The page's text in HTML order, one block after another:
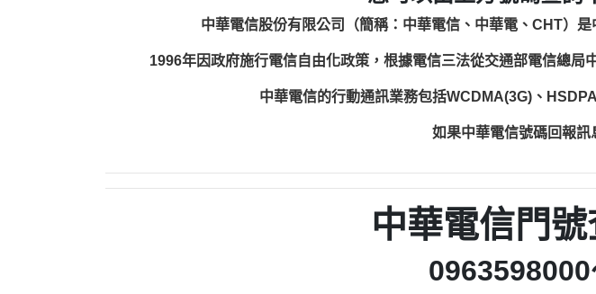
中華電信股份有限公司（簡稱：中華電信、中華電、CHT）
1996年因政府施行電信自由化政策，根據電信三法從交通部電信總
中華電信的行動通訊業務包括WCDMA(3G)、
如果中華電信號碼回報訊
中華電信門